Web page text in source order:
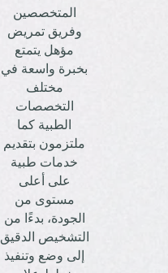
المتخصصين
وفريق تمريض
مؤهل يتمتع
بخبرة واسعة في
مختلف
التخصصات
الطبية كما
ملتزمون بتقديم
خدمات طبية
على أعلى
مستوى من
الجودة، بدءًا من
التشخيص الدقيق
إلى وضع وتنفيذ